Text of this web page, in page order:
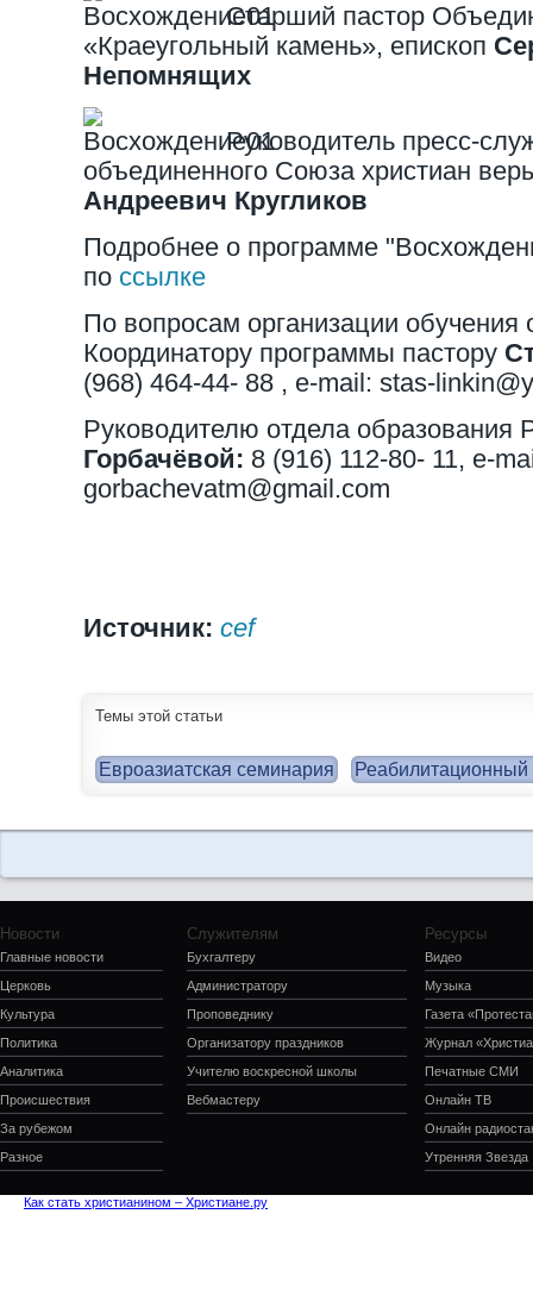
Старший пастор
«Краеугольный камень», епископ
Непомнящих
Руководитель пресс-
объединенного Союза христиан
Андреевич Кругликов
Подробнее о программе
по ссылке
По вопросам организации обучения
Координатору программы пастору
(968) 464-44- 88 , e-mail: stas-
Руководителю отдела
Горбачёвой: 8 (916) 112-80- 11, e-
gorbachevatm@gmail.com
Источник: cef
Темы этой статьи
Евроазиатская семинария Реабилитационный
Новости
Главные новости
Церковь
Культура
Политика
Аналитика
Происшествия
За рубежом
Разное
Служителям
Бухгалтеру
Администратору
Проповеднику
Организатору праздников
Учителю воскресной школы
Вебмастеру
Ресурсы
Видео
Музыка
Газета
Журнал
Печатные СМИ
Онлайн ТВ
Онлайн
Утренняя Звезда
Как стать христианином – Христиане.ру